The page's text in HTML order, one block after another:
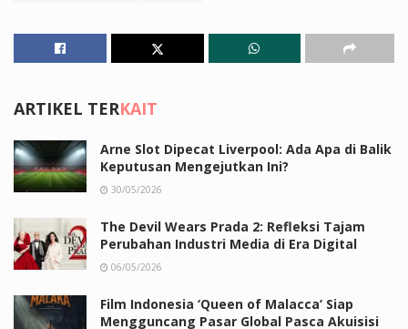
ARTIKEL TERKAIT
Arne Slot Dipecat Liverpool: Ada Apa di Balik
Keputusan Mengejutkan Ini?
30/05/2026
The Devil Wears Prada 2: Refleksi Tajam
Perubahan Industri Media di Era Digital
06/05/2026
Film Indonesia ‘Queen of Malacca’ Siap
Mengguncang Pasar Global Pasca Akuisisi